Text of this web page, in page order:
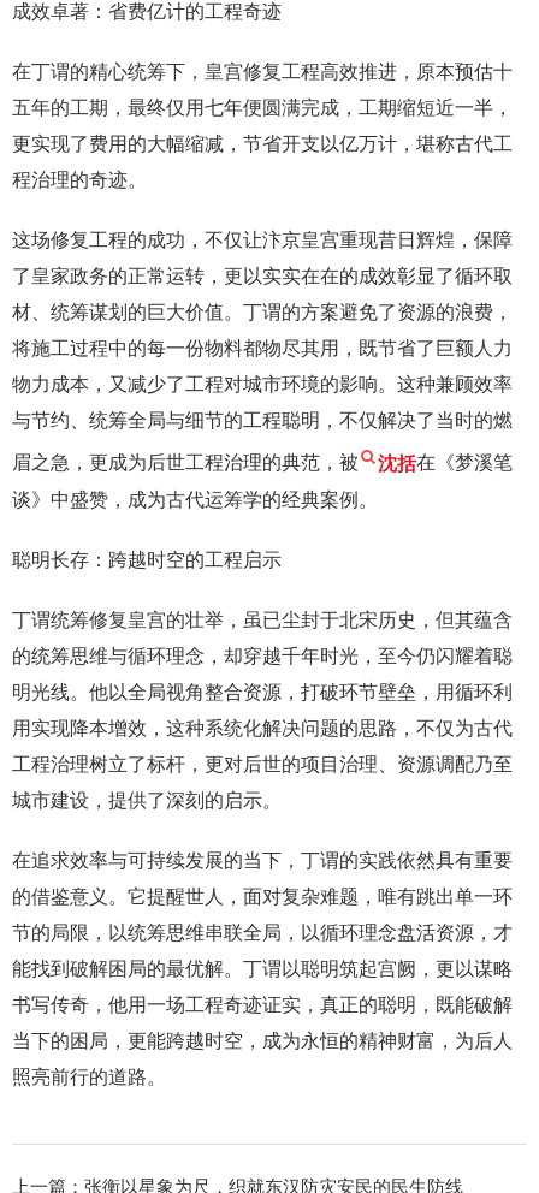
成效卓著：省费亿计的工程奇迹
在丁谓的精心统筹下，皇宫修复工程高效推进，原本预估十
五年的工期，最终仅用七年便圆满完成，工期缩短近一半，
更实现了费用的大幅缩减，节省开支以亿万计，堪称古代工
程治理的奇迹。
这场修复工程的成功，不仅让汴京皇宫重现昔日辉煌，保障
了皇家政务的正常运转，更以实实在在的成效彰显了循环取
材、统筹谋划的巨大价值。丁谓的方案避免了资源的浪费，
将施工过程中的每一份物料都物尽其用，既节省了巨额人力
物力成本，又减少了工程对城市环境的影响。这种兼顾效率
与节约、统筹全局与细节的工程聪明，不仅解决了当时的燃
眉之急，更成为后世工程治理的典范，被 沈括在《梦溪笔
谈》中盛赞，成为古代运筹学的经典案例。
聪明长存：跨越时空的工程启示
丁谓统筹修复皇宫的壮举，虽已尘封于北宋历史，但其蕴含
的统筹思维与循环理念，却穿越千年时光，至今仍闪耀着聪
明光线。他以全局视角整合资源，打破环节壁垒，用循环利
用实现降本增效，这种系统化解决问题的思路，不仅为古代
工程治理树立了标杆，更对后世的项目治理、资源调配乃至
城市建设，提供了深刻的启示。
在追求效率与可持续发展的当下，丁谓的实践依然具有重要
的借鉴意义。它提醒世人，面对复杂难题，唯有跳出单一环
节的局限，以统筹思维串联全局，以循环理念盘活资源，才
能找到破解困局的最优解。丁谓以聪明筑起宫阙，更以谋略
书写传奇，他用一场工程奇迹证实，真正的聪明，既能破解
当下的困局，更能跨越时空，成为永恒的精神财富，为后人
照亮前行的道路。
上一篇： 张衡以星象为尺，织就东汉防灾安民的民生防线